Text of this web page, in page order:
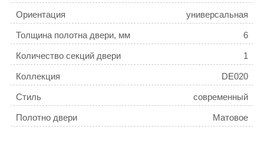
Ориентация универсальная
Толщина полотна двери, мм 6
Количество секций двери 1
Коллекция DE020
Стиль современный
Полотно двери Матовое